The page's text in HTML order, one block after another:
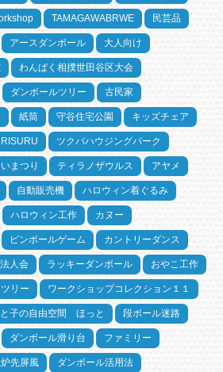
TAMAGAWABRWE 民芸品
アースダンボール 大人向け
わんぱく相撲世田谷区大会
ダンボールツリー 古民家
紙筒 守谷住宅公園 キッズチェア
ツクバハウジングパーク
まつり ティラノザウルス アヤメ
自動販売機 ハロウィン着ぐるみ
ハロウィン工作 カヌー
ピンボールゲーム カントリーダンス
人会 ラッキーダンボール おやこ工作
リー ワークショップコレクション１１
子の自由空間 ほっと 段ボール迷路
ダンボール滑り台 ファミリー
先屏風 ダンボール活用法